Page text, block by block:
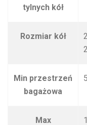
tylnych kół
Rozmiar kół
Min przestrzeń
bagażowa
Max